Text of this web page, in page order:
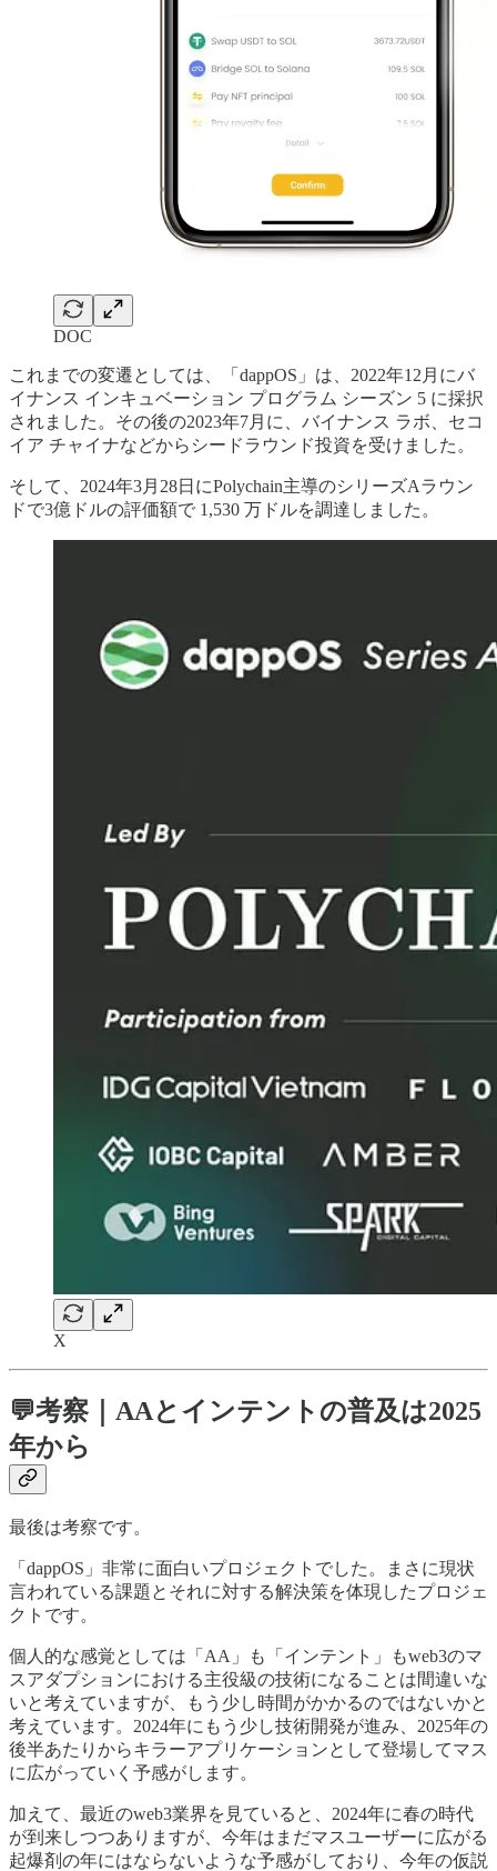
DOC
これまでの変遷としては、「dappOS」は、2022年12月にバ
イナンス インキュベーション プログラム シーズン 5 に採択
されました。その後の2023年7月に、バイナンス ラボ、セコ
イア チャイナなどからシードラウンド投資を受けました。
そして、2024年3月28日にPolychain主導のシリーズAラウン
ドで3億ドルの評価額で 1,530 万ドルを調達しました。
X
💬考察｜AAとインテントの普及は2025
年から
最後は考察です。
「dappOS」非常に面白いプロジェクトでした。まさに現状
言われている課題とそれに対する解決策を体現したプロジェ
クトです。
個人的な感覚としては「AA」も「インテント」もweb3のマ
スアダプションにおける主役級の技術になることは間違いな
いと考えていますが、もう少し時間がかかるのではないかと
考えています。2024年にもう少し技術開発が進み、2025年の
後半あたりからキラーアプリケーションとして登場してマス
に広がっていく予感がします。
加えて、最近のweb3業界を見ていると、2024年に春の時代
が到来しつつありますが、今年はまだマスユーザーに広がる
起爆剤の年にはならないような予感がしており、今年の仮説